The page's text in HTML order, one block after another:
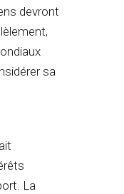
devront
sa
La